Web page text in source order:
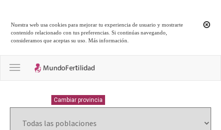
Nuestra web usa cookies para mejorar tu experiencia de usuario y mostrarte
contenido relacionado con tus preferencias. Si continúas navegando,
consideramos que aceptas su uso.Más información
Toggle navigation
Cambiar provincia